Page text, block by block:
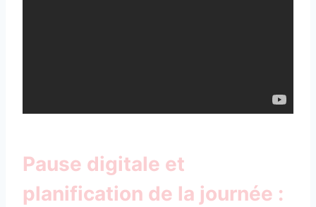
Pause digitale et
planification de la journée :